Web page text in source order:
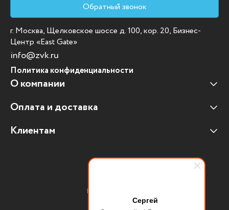
Сергей
Обратный звонок
г. Москва, Щелковское шоссе д. 100, кор. 20, Бизнес-
Центр «East Gate»
info@zvk.ru
Политика конфиденциальности
О компании
Наши клиенты
Отзывы клиентов
Оплата и доставка
Оплата и доставка
Клиентам
Мультимедийное оборудование
Присоединяйтесь: